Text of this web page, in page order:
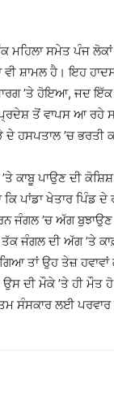
ਮਹਿਲਾ ਸਮੇਤ ਪੰਜ
ਵੀ ਸ਼ਾਮਲ ਹੈ। ਇਹ
’ਤੇ ਹੋਇਆ, ਜਦ
ਤੋਂ ਵਾਪਸ ਆ ਰਹੇ
ਹਸਪਤਾਲ ’ਚ ਭਰਤੀ
ਕਾਬੂ ਪਾਉਣ ਦੀ
ਪਾਂਡਾ ਖੇਤਾਰ ਪਿੰਡ
ਜੰਗਲ ’ਚ ਅੱਗ
ਜੰਗਲ ਦੀ ਅੱਗ ’ਤੇ
ਤਾਂ ਉਹ ਤੇਜ਼
ਦੀ ਮੌਕੇ ’ਤੇ ਹੀ ਮੌਤ
ਸੰਸਕਾਰ ਲਈ